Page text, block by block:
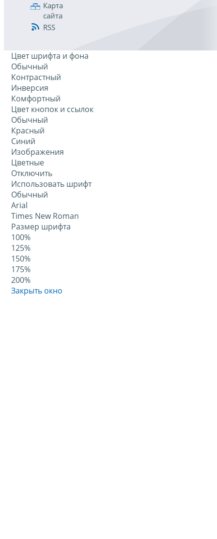
Карта
сайта
RSS
Цвет шрифта и фона
Обычный
Контрастный
Инверсия
Комфортный
Цвет кнопок и ссылок
Обычный
Красный
Синий
Изображения
Цветные
Отключить
Использовать шрифт
Обычный
Arial
Times New Roman
Размер шрифта
100%
125%
150%
175%
200%
Закрыть окно